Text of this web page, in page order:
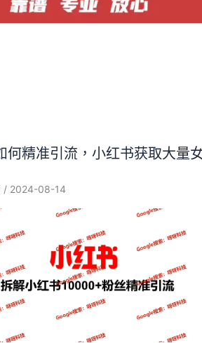
何精准引流，小红书获取大量
/ 2024-08-14